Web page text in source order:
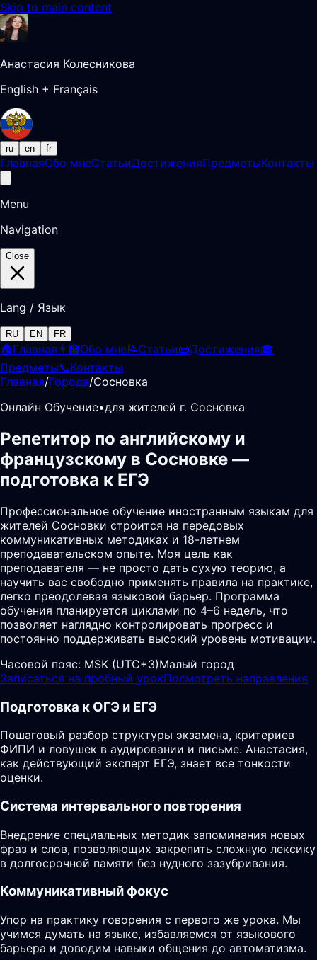
Skip to main content
Анастасия Колесникова
English + Français
ru en fr
ГлавнаяОбо мнеСтатьиДостиженияПредметыКонтакты
Menu
Navigation
Close
Lang / Язык
RU EN FR
🏠Главная 👩‍🏫Обо мне📝Статьи📜Достижения🎓
Предметы📞Контакты
Главная/Города/Сосновка
Онлайн Обучение•для жителей г. Сосновка
Репетитор по английскому и
французскому в Сосновке —
подготовка к ЕГЭ
Профессиональное обучение иностранным языкам для
жителей Сосновки строится на передовых
коммуникативных методиках и 18-летнем
преподавательском опыте. Моя цель как
преподавателя — не просто дать сухую теорию, а
научить вас свободно применять правила на практике,
легко преодолевая языковой барьер. Программа
обучения планируется циклами по 4–6 недель, что
позволяет наглядно контролировать прогресс и
постоянно поддерживать высокий уровень мотивации.
Часовой пояс: MSK (UTC+3)Малый город
Записаться на пробный урокПосмотреть направления
Подготовка к ОГЭ и ЕГЭ
Пошаговый разбор структуры экзамена, критериев
ФИПИ и ловушек в аудировании и письме. Анастасия,
как действующий эксперт ЕГЭ, знает все тонкости
оценки.
Система интервального повторения
Внедрение специальных методик запоминания новых
фраз и слов, позволяющих закрепить сложную лексику
в долгосрочной памяти без нудного зазубривания.
Коммуникативный фокус
Упор на практику говорения с первого же урока. Мы
учимся думать на языке, избавляемся от языкового
барьера и доводим навыки общения до автоматизма.